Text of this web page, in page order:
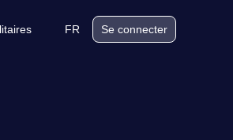
FR Se connecter